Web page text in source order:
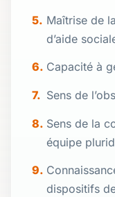
Maîtrise de
d’aide
Capacité à
Sens de
Sens de la
équipe
dispositifs